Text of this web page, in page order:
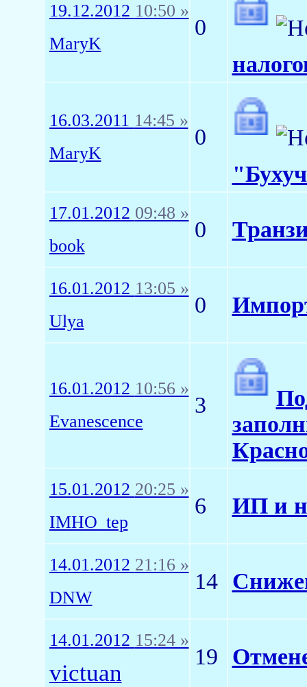
19.12.2012 10:50 »
MaryK
0
16.03.2011 14:45 »
MaryK
0
17.01.2012 09:48 »
book
0
16.01.2012 13:05 »
Ulya
0
16.01.2012 10:56 »
Evanescence
3
15.01.2012 20:25 »
IMHO_tep
6 ИП и
14.01.2012 21:16 »
DNW
14
14.01.2012 15:24 »
victuan
19